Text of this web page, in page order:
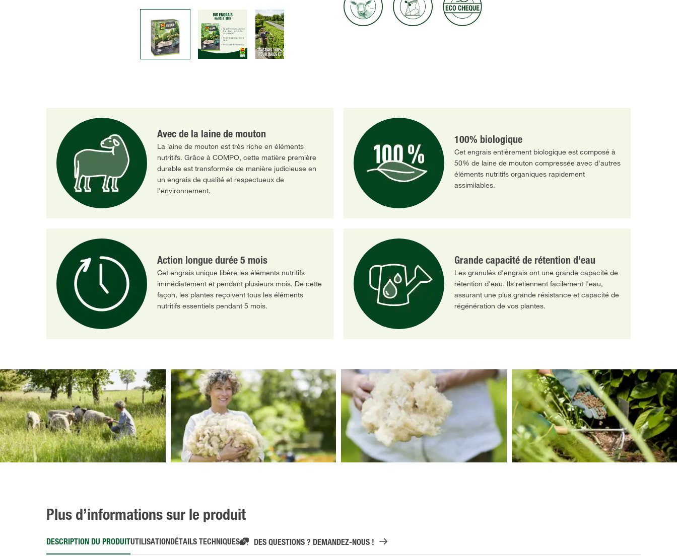
Avec de la laine de mouton
La laine de mouton est très riche en éléments
nutritifs. Grâce à COMPO, cette matière première
durable est transformée de manière judicieuse en
un engrais de qualité et respectueux de
l'environnement.
100% biologique
Cet engrais entièrement biologique est composé à
50% de laine de mouton compressée avec d'autres
éléments nutritifs organiques rapidement
assimilables.
Action longue durée 5 mois
Cet engrais unique libère les éléments nutritifs
immédiatement et pendant plusieurs mois. De cette
façon, les plantes reçoivent tous les éléments
nutritifs essentiels pendant 5 mois.
Grande capacité de rétention d'eau
Les granulés d'engrais ont une grande capacité de
rétention d'eau. Ils retiennent facilement l'eau,
assurant une plus grande résistance et capacité de
régénération de vos plantes.
Plus d’informations sur le produit
DESCRIPTION DU PRODUITUTILISATIONDÉTAILS TECHNIQUES DES QUESTIONS ? DEMANDEZ-NOUS !